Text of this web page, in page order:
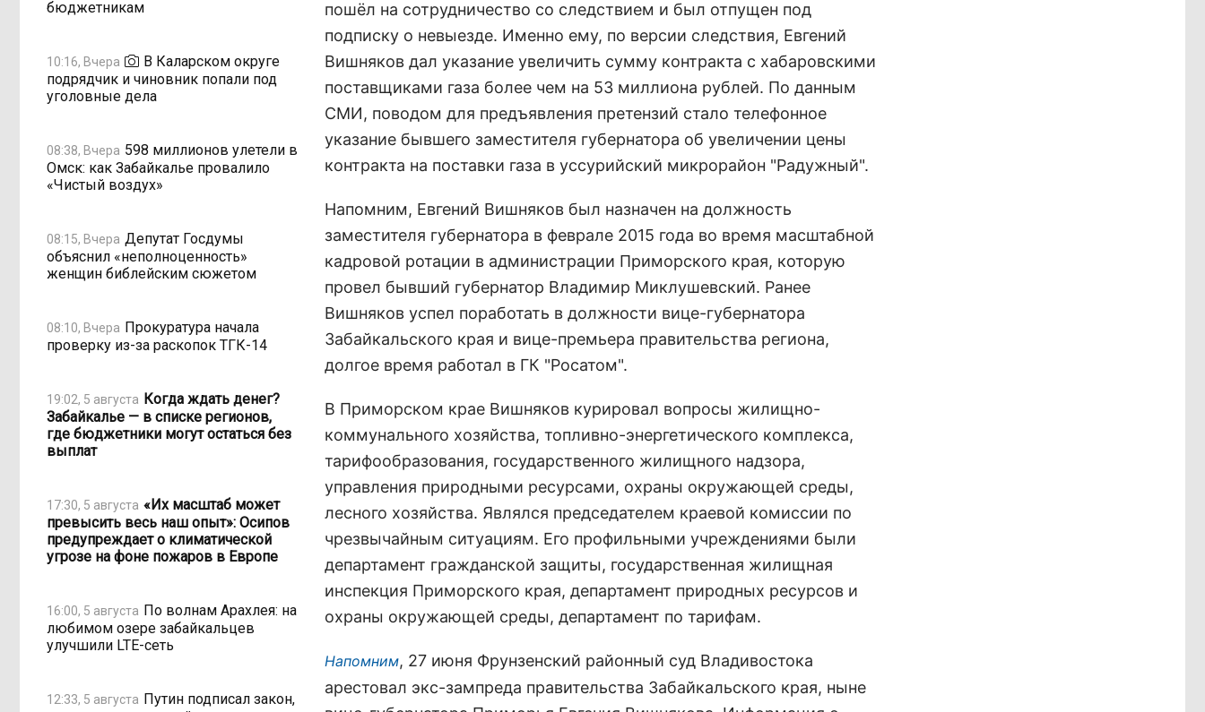
бюджетникам
10:16, Вчера
В Каларском округе
подрядчик и чиновник попали под
уголовные дела
08:38, Вчера 598 миллионов улетели в
Омск: как Забайкалье провалило
«Чистый воздух»
08:15, Вчера Депутат Госдумы
объяснил «неполноценность»
женщин библейским сюжетом
08:10, Вчера Прокуратура начала
проверку из-за раскопок ТГК-14
19:02, 5 августа Когда ждать денег?
Забайкалье — в списке регионов,
где бюджетники могут остаться без
выплат
17:30, 5 августа «Их масштаб может
превысить весь наш опыт»: Осипов
предупреждает о климатической
угрозе на фоне пожаров в Европе
16:00, 5 августа По волнам Арахлея: на
любимом озере забайкальцев
улучшили LTE-сеть
12:33, 5 августа Путин подписал закон,
пошёл на сотрудничество со следствием и был отпущен под
подписку о невыезде. Именно ему, по версии следствия, Евгений
Вишняков дал указание увеличить сумму контракта с хабаровскими
поставщиками газа более чем на 53 миллиона рублей. По данным
СМИ, поводом для предъявления претензий стало телефонное
указание бывшего заместителя губернатора об увеличении цены
контракта на поставки газа в уссурийский микрорайон "Радужный".
Напомним, Евгений Вишняков был назначен на должность
заместителя губернатора в феврале 2015 года во время масштабной
кадровой ротации в администрации Приморского края, которую
провел бывший губернатор Владимир Миклушевский. Ранее
Вишняков успел поработать в должности вице-губернатора
Забайкальского края и вице-премьера правительства региона,
долгое время работал в ГК "Росатом".
В Приморском крае Вишняков курировал вопросы жилищно-
коммунального хозяйства, топливно-энергетического комплекса,
тарифообразования, государственного жилищного надзора,
управления природными ресурсами, охраны окружающей среды,
лесного хозяйства. Являлся председателем краевой комиссии по
чрезвычайным ситуациям. Его профильными учреждениями были
департамент гражданской защиты, государственная жилищная
инспекция Приморского края, департамент природных ресурсов и
охраны окружающей среды, департамент по тарифам.
Напомним, 27 июня Фрунзенский районный суд Владивостока
арестовал экс-зампреда правительства Забайкальского края, ныне